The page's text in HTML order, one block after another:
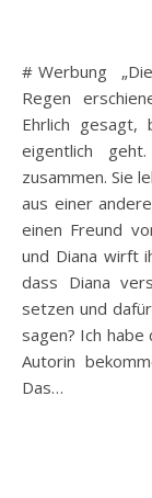
# Werbung
Regen
Ehrlich
eigentlich
zusammen. Sie
aus einer
einen Freund
und Diana wirft
dass Diana
setzen und
sagen? Ich
Autorin
Das…